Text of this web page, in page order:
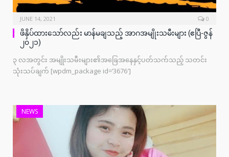
JUNE 14, 2021 0
ဖိနှိပ်ထားသော်လည်း မာန်မချသည့် အာဂအမျိုးသမီးများ (ဧပြီ-ဇွန်
၂၀၂၁)
၃ လအတွင်း အမျိုးသမီးများ၏အခြေအနေနှင့်ပတ်သက်သည့် သတင်း
သုံးသပ်ချက် [wpdm_package id=’3676′]
NEWS